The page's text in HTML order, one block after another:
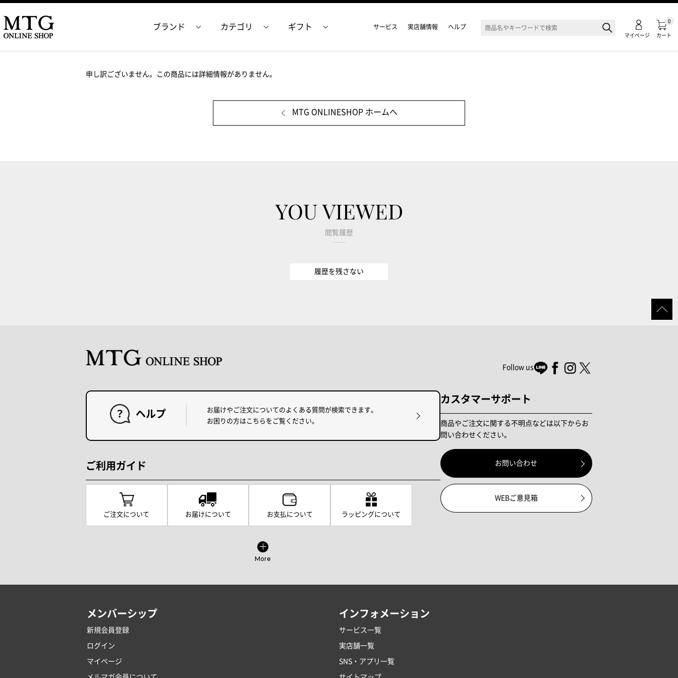
カート
0
マイページ
ブランド カテゴリ ギフト サービス 実店舗情報 ヘルプ
申し訳ございません。この商品には詳細情報がありません。
MTG ONLINESHOP ホームへ
YOU VIEWED
閲覧履歴
履歴を残さない
Follow us
ヘルプ
お届けやご注文についてのよくある質問が検索できます。
お困りの方はこちらをご覧ください。
ご利用ガイド
ご注文について お届けについて お支払について ラッピングについて
More
カスタマーサポート
商品やご注文に関する不明点などは以下からお
問い合わせください。
お問い合わせ
WEBご意見箱
メンバーシップ
新規会員登録
ログイン
マイページ
インフォメーション
サービス一覧
実店舗一覧
SNS・アプリ一覧